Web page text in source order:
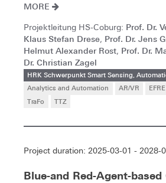
MORE
Projektleitung HS-Coburg: Prof. Dr.
Klaus Stefan Drese, Prof. Dr. Jens
Helmut Alexander Rost, Prof. Dr.
Dr. Christian Zagel
HRK Schwerpunkt Smart Sensing,
Analytics and Automation
AR/VR EFRE
TraFo
TTZ
Project duration: 2025-03-01 - 2028-
Blue-and Red-Agent-based